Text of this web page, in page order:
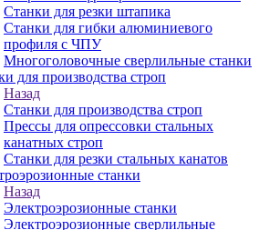
Станки для резки штапика
Станки для гибки алюминиевого
профиля с ЧПУ
Многоголовочные сверлильные станки
для производства строп
Назад
Станки для производства строп
Прессы для опрессовки стальных
канатных строп
Станки для резки стальных канатов
станки
Назад
Электроэрозионные станки
Электроэрозионные сверлильные